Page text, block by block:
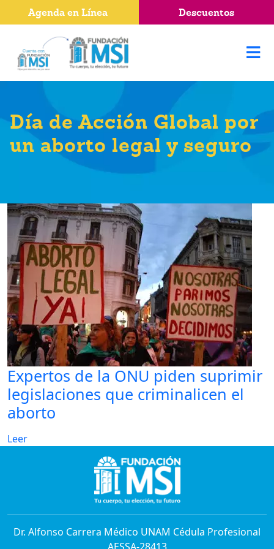
Día de Acción Global por
un aborto legal y seguro
Expertos de la ONU piden suprimir
legislaciones que criminalicen el
aborto
Leer
Dr. Alfonso Carrera Médico UNAM Cédula Profesional
Agenda en Línea Descuentos